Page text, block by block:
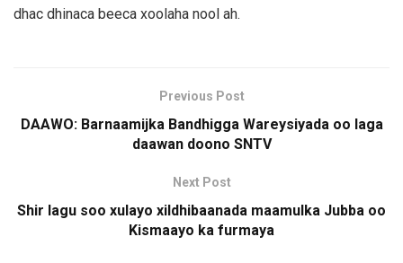
dhac dhinaca beeca xoolaha nool ah.
Previous Post
DAAWO: Barnaamijka Bandhigga Wareysiyada oo laga
daawan doono SNTV
Next Post
Shir lagu soo xulayo xildhibaanada maamulka Jubba oo
Kismaayo ka furmaya